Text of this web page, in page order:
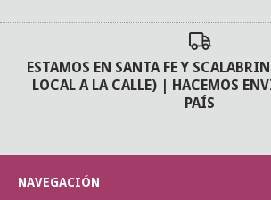
ESTAMOS EN SANTA FE Y
LOCAL A LA CALLE) | HACEMOS
PAÍS
NAVEGACIÓN